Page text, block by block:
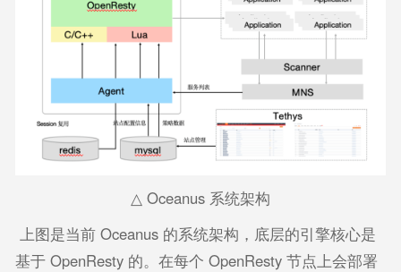
△ Oceanus 系统架构
上图是当前 Oceanus 的系统架构，底层的引擎核心是
基于 OpenResty 的。在每个 OpenResty 节点上会部署